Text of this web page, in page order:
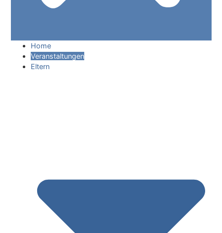
Home
Veranstaltungen
Eltern